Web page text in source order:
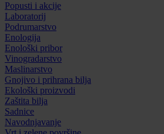
Popusti i akcije
Laboratorij
Podrumarstvo
Enologija
Enološki pribor
Vinogradarstvo
Maslinarstvo
Gnojivo i prihrana bilja
Ekološki proizvodi
Zaštita bilja
Sadnice
Navodnjavanje